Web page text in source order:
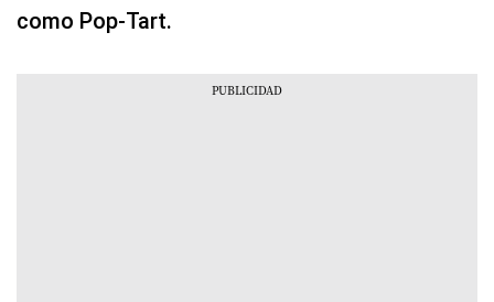
como Pop-Tart.